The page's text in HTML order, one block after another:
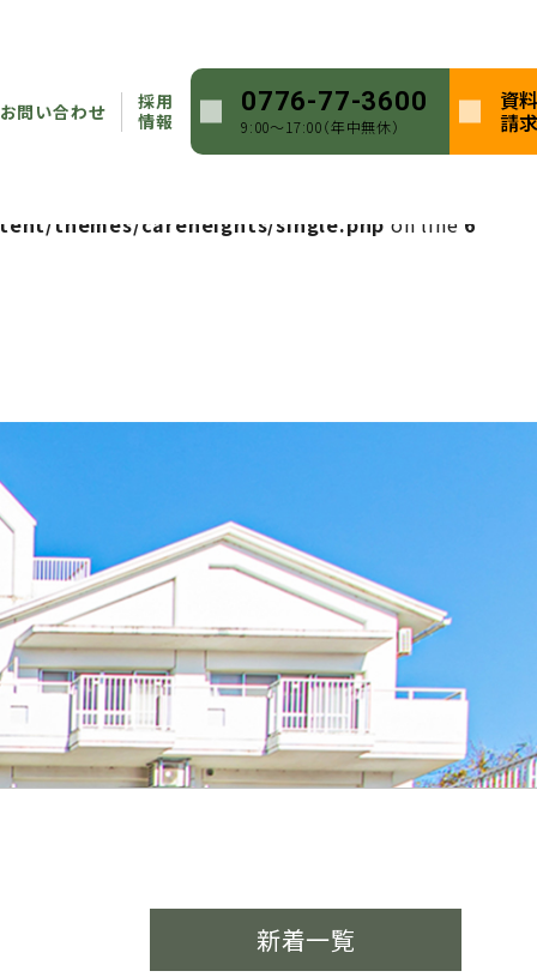
お問い合わせ
採用
情報
0776-77-3600
9:00〜17:00（年中無休）
資
請
themes/careheights/single.phpon line5
single.phpon line6
themes/careheights/single.php on line 6
新着一覧